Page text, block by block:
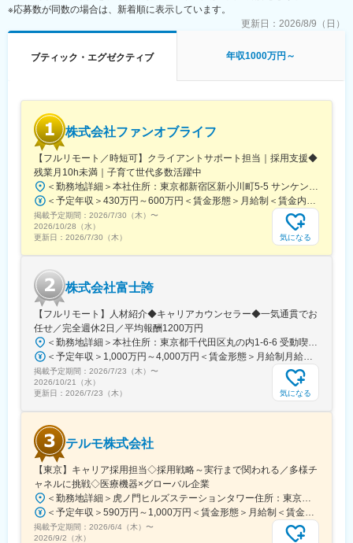
・企業側へは優秀な即戦力人材獲得による売上利益拡大や経営課
題解決を、候補者側へは大幅なやりがい・待遇アップ、労働環境
の改善といったメリットをもたらす出会いを自身の力で生み出す
・同社が大事にしていることは、「企業の成長」と「候補者の納
績数字だけでなく、過程でのKPIも重視し評価を実施します。
【ハイクラスなビジネススキル・交渉力が磨かれます】
・経営者,ビッグプロジェクトの開発責任者・CFOなどハイクラス
な方々を始め、上場企業などとのやり取りが多いため、どの世界
にも通用するようなスキルが身につきます。
・企業には面談形式やプレゼン内容など、採用戦術をアドバイ
ス。候補者の実績やスキルから、提示条件の具体的な提案も行い
ます。候補者に対してもどう口説けばよいか常に考えるので、交
渉力が磨かれます。
※応募数が同数の場合は、新着順に表示しています。
更新日： 2026/8/9（日）
ブティック・エグゼクティブ 年収1000万円～
株式会社ファンオブライフ
【フルリモート／時短可】クライアントサポート担当｜採用支援◆
残業月10h未満｜子育て世代多数活躍中
＜勤務地詳細＞本社住所：東京都新宿区新小川町5-5 サンケンビル4階勤務地最寄駅：各線／飯田橋駅受動喫煙対策：屋内全面禁煙変更の範囲：会社の定める事業所（リモートワーク含む）
＜予定年収＞430万円～600万円＜賃金形態＞月給制＜賃金内訳＞月額（基本給）：201,656円～234,125円固定残業手当/月：55,141円～64,019円（固定残業時間30時間0分/月）超過した時間外労働の残業手当は追加支給＜月給＞256,797円～298,144円（一律手当を含む）＜昇給有無＞有＜残業手当＞有＜給与補足＞※上記は8時間勤務の想定給与※7時間勤務の想定給与は下記・年収：380万円～500万円・月給：226,863円～263,392円・基本給：176,449円～204,860円・固定残業代：50,414円～58,532円（月30時間分、※超過分は追加支給）■賞与年4回、昇給年2回賃金はあくまでも目安の金額であり、選考を通じて上下する可能性があります。月給(月額)は固定手当を含めた表記です。
掲載予定期間： 2026/7/30（木） 〜
2026/10/28（水）
更新日： 2026/7/30（木） 気になる
株式会社富士誇
【フルリモート】人材紹介◆キャリアカウンセラー◆一気通貫でお
任せ／完全週休2日／平均報酬1200万円
＜勤務地詳細＞本社住所：東京都千代田区丸の内1-6-6 受動喫煙対策：敷地内喫煙可能場所あり変更の範囲：原則フルリモート
＜予定年収＞1,000万円～4,000万円＜賃金形態＞月給制月給＋業績賞与（2回/年）＜賃金内訳＞月額（基本給）：380,000円～1,520,000円固定残業手当/月：120,000円～480,000円（固定残業時間45時間0分/月）超過した時間外労働の残業手当は追加支給＜月給＞500,000円～2,000,000円（一律手当を含む）＜昇給有無＞有＜残業手当＞有＜給与補足＞■賞与：年2回（1・7月）評価と会社業績に応じて支給実績：1ケ月～12ケ月分賃金はあくまでも目安の金額であり、選考を通じて上下する可能性があります。月給(月額)は固定手当を含めた表記です。
掲載予定期間： 2026/7/23（木） 〜
2026/10/21（水）
更新日： 2026/7/23（木） 気になる
テルモ株式会社
【東京】キャリア採用担当◇採用戦略～実行まで関われる／多様チ
ャネルに挑戦◇医療機器×グローバル企業
＜勤務地詳細＞虎ノ門ヒルズステーションタワー住所：東京都港区虎ノ門２丁目６－１ 虎ノ門ヒルズ ステーションタワー 受動喫煙対策：敷地内喫煙可能場所あり変更の範囲：会社の定める事業所
＜予定年収＞590万円～1,000万円＜賃金形態＞月給制＜賃金内訳＞月額（基本給）：279,000円～534,000円＜月給＞279,000円～534,000円＜昇給有無＞有＜残業手当＞有＜給与補足＞※年収はご経験やスキルを考慮し決定いたします。■賞与：年2回■昇給：年1回■職位：一般職～主任職賃金はあくまでも目安の金額であり、選考を通じて上下する可能性があります。月給(月額)は固定手当を含めた表記です。
掲載予定期間： 2026/6/4（木） 〜
2026/9/2（水）